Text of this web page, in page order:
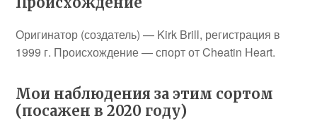
Оригинатор (создатель) — Kirk Brill, регистрация в
1999 г. Происхождение — спорт от Cheatin Heart.
Мои наблюдения за этим сортом
(посажен в 2020 году)